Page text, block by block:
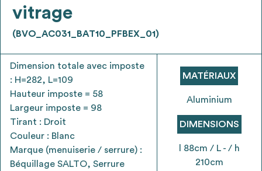
Être recontacté afin d’obtenir plus de
renseignements sur les modalités et
stratégies de récupérations
* Attention, l’ajout des matériaux à sa liste et son envoi ne
vaut aucunement réservation.
voirFAQ
vitrage
(BVO_AC031_BAT10_PFBEX_01)
Dimension totale avec imposte
: H=282, L=109
Hauteur imposte = 58
Largeur imposte = 98
Tirant : Droit
Couleur : Blanc
Marque (menuiserie / serrure) :
Béquillage SALTO, Serrure
MATÉRIAUX
Aluminium
DIMENSIONS
l 88cm / L - / h
210cm